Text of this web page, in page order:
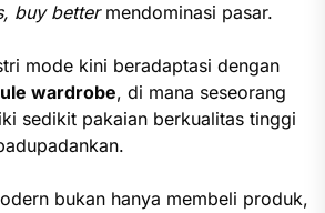
buy bettermendominasi pasar.
mode kini beradaptasi dengan
wardrobe, di mana seseorang
sedikit pakaian berkualitas tinggi
bukan hanya membeli produk,